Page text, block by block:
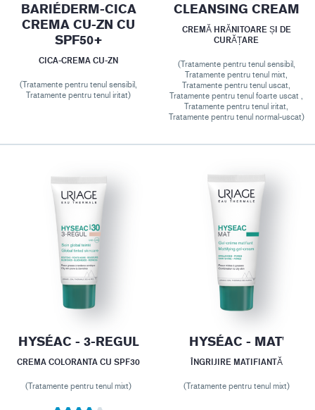
BARIÉDERM-CICA
CREMA CU-ZN CU
SPF50+
CICA-CREMA CU-ZN
(Tratamente pentru tenul sensibil,
Tratamente pentru tenul iritat)
CLEANSING CREAM
CREMĂ HRĂNITOARE ȘI DE
CURĂȚARE
(Tratamente pentru tenul sensibil,
Tratamente pentru tenul mixt,
Tratamente pentru tenul uscat,
Tratamente pentru tenul foarte uscat ,
Tratamente pentru tenul iritat,
Tratamente pentru tenul normal-uscat)
HYSÉAC - 3-REGUL
CREMA COLORANTA CU SPF30
(Tratamente pentru tenul mixt)
HYSÉAC - MAT'
ÎNGRIJIRE MATIFIANTĂ
(Tratamente pentru tenul mixt)